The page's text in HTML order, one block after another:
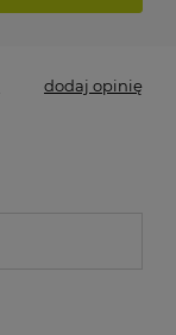
dodaj opinię